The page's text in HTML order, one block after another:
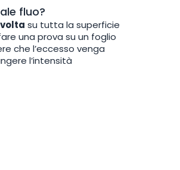
fluo?
su tutta la superficie
una prova su un foglio
che l’eccesso venga
l’intensità